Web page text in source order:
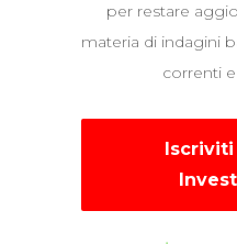
per restare
materia di indagini
correnti
Iscriviti